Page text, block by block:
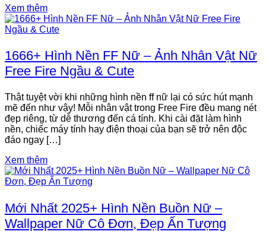
Xem thêm
1666+ Hình Nền FF Nữ – Ảnh Nhân Vật Nữ
Free Fire Ngầu & Cute
Thật tuyệt vời khi những hình nền ff nữ lại có sức hút mạnh
mẽ đến như vậy! Mỗi nhân vật trong Free Fire đều mang nét
đẹp riêng, từ dễ thương đến cá tính. Khi cài đặt làm hình
nền, chiếc máy tính hay điện thoại của bạn sẽ trở nên độc
đáo ngay […]
Xem thêm
Mới Nhất 2025+ Hình Nền Buồn Nữ –
Wallpaper Nữ Cô Đơn, Đẹp Ấn Tượng